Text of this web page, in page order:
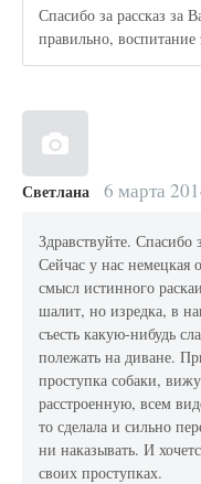
Спасибо за рассказ за
правильно, воспитание
Светлана 6 марта
Здравствуйте. Спасибо
Сейчас у нас немецкая
смысл истинного
шалит, но изредка, в
съесть какую-нибудь
полежать на диване.
проступка собаки,
расстроенную, всем
то сделала и сильно
ни наказывать. И
своих проступках.